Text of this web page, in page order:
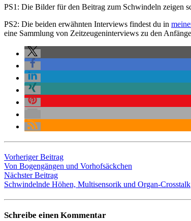
PS1: Die Bilder für den Beitrag zum Schwindeln zeigen
PS2: Die beiden erwähnten Interviews findest du in
eine Sammlung von Zeitzeugeninterviews zu den
Vorheriger Beitrag
Von Bogengängen und Vorhofsäckchen
Nächster Beitrag
Schwindelnde Höhen, Multisensorik und Organ-Crosstalk
Schreibe einen Kommentar